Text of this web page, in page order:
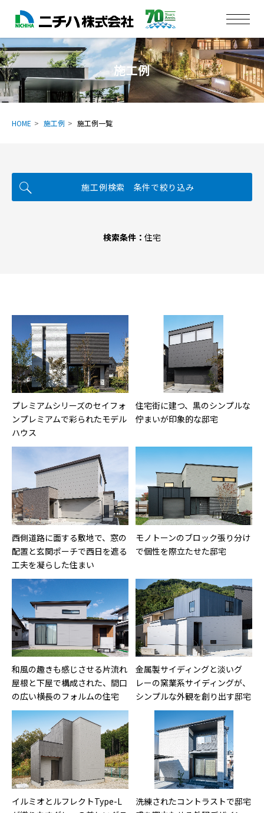
施工例
HOME 施工例 施工例一覧
施工例検索 条件で絞り込み
検索条件： 住宅
プレミアムシリーズのセイフォ
ンプレミアムで彩られたモデル
ハウス
住宅街に建つ、黒のシンプルな
佇まいが印象的な邸宅
西側道路に面する敷地で、窓の
配置と玄関ポーチで西日を遮る
工夫を凝らした住まい
モノトーンのブロック張り分け
で個性を際立たせた邸宅
和風の趣きも感じさせる片流れ
屋根と下屋で構成された、間口
の広い横長のフォルムの住宅
金属製サイディングと淡いグ
レーの窯業系サイディングが、
シンプルな外観を創り出す邸宅
イルミオとルフレクトType-L
洗練されたコントラストで邸宅